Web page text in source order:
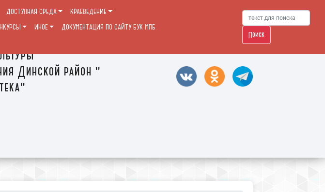
Динской район "
ДОСТУПНАЯ СРЕДА
КРАЕВЕДЕНИЕ
ИНОЕ
ДОКУМЕНТАЦИЯ ПО САЙТУ БУК МПБ
Поиск